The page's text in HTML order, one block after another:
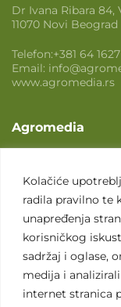
Kolačiće
radila pravilno te
unapređenja
korisničkog
sadržaj i oglase,
medija i
internet stranica
Dr Ivana Ribara 84,
11070 Novi Beograd
Telefon:+381 64
Email:
www.agromedia.rs
Agromedia
Svet poljoprivrede
Marketing usluge
Tražimo saradnike
Kontakt
Kontakt